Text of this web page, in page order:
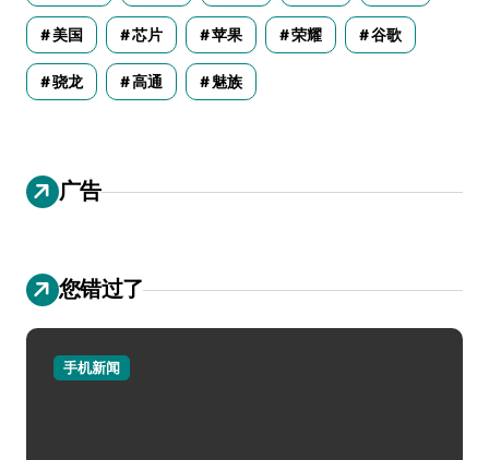
美国 芯片 苹果 荣耀 谷歌
骁龙 高通 魅族
广告
您错过了
手机新闻